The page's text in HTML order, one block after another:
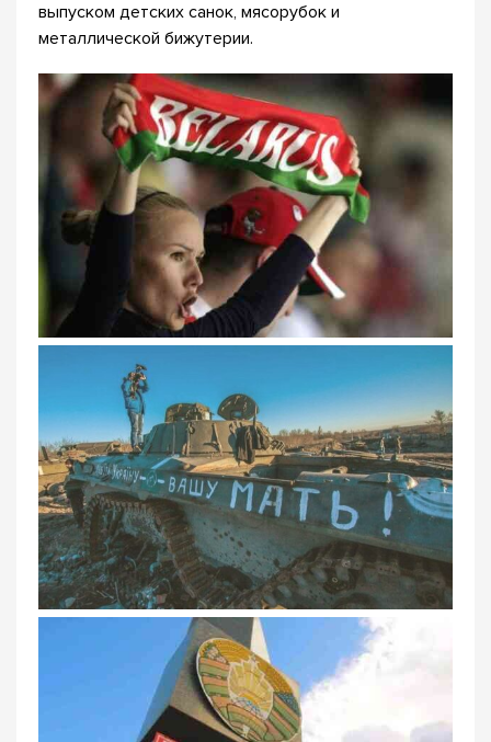
выпуском детских санок, мясорубок и
металлической бижутерии.